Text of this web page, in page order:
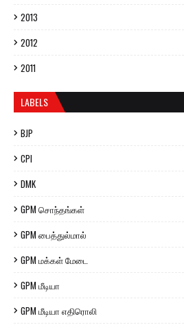
2013
2012
2011
LABELS
BJP
CPI
DMK
GPM சொந்தங்கள்
GPM பைத்துல்மால்
GPM மக்கள் மேடை
GPM மீடியா
GPM மீடியா எதிரொலி